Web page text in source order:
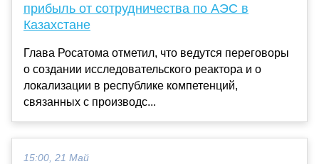
прибыль от сотрудничества по АЭС в
Казахстане
Глава Росатома отметил, что ведутся переговоры
о создании исследовательского реактора и о
локализации в республике компетенций,
связанных с производс...
15:00, 21 Май